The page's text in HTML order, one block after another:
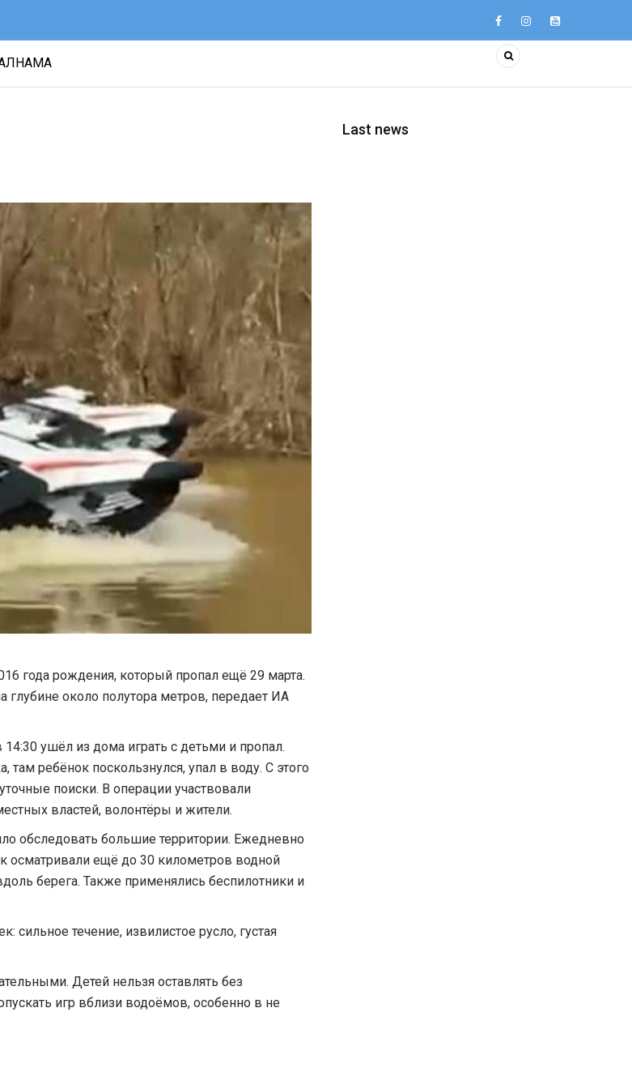
года рождения, который пропал ещё 29 марта.
глубине около полутора метров, передает ИА
ушёл из дома играть с детьми и пропал.
ребёнок поскользнулся, упал в воду. С этого
поиски. В операции участвовали
властей, волонтёры и жители.
обследовать большие территории. Ежедневно
осматривали ещё до 30 километров водной
берега. Также применялись беспилотники и
сильное течение, извилистое русло, густая
Детей нельзя оставлять без
игр вблизи водоёмов, особенно в не
Last news